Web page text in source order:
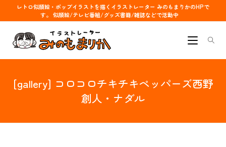
レトロ似顔絵・ポップイラストを描くイラストレーター みのもまりかのHPで
す。 似顔絵/テレビ番組/グッズ書籍/雑誌などで活動中
[gallery] コロコロチキチキペッパーズ西野
創人・ナダル